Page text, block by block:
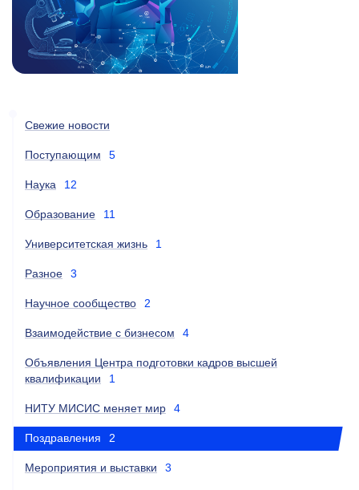
Свежие новости
Поступающим 5
Наука 12
Образование 11
Университетская жизнь 1
Разное 3
Научное сообщество 2
Взаимодействие с бизнесом 4
Объявления Центра подготовки кадров высшей
квалификации
1
НИТУ МИСИС меняет мир 4
Поздравления 2
Мероприятия и выставки 3